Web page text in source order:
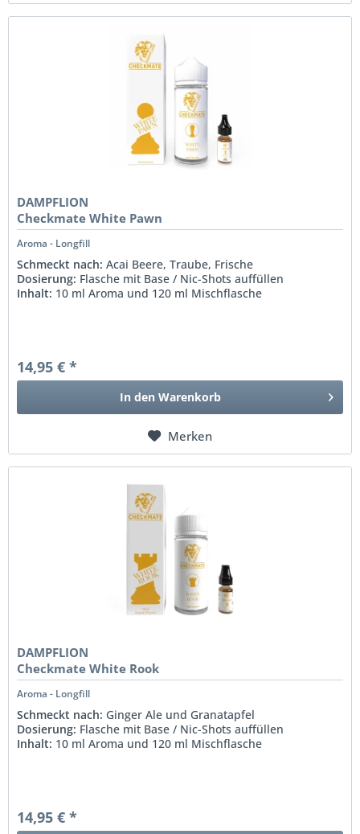
DAMPFLION
Checkmate White Pawn
Aroma - Longfill
Schmeckt nach: Acai Beere, Traube, Frische
Dosierung: Flasche mit Base / Nic-Shots auffüllen
Inhalt: 10 ml Aroma und 120 ml Mischflasche
14,95 € *
In den Warenkorb
Merken
DAMPFLION
Checkmate White Rook
Aroma - Longfill
Schmeckt nach: Ginger Ale und Granatapfel
Dosierung: Flasche mit Base / Nic-Shots auffüllen
Inhalt: 10 ml Aroma und 120 ml Mischflasche
14,95 € *